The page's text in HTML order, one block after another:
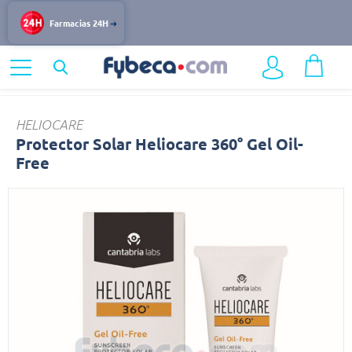
Farmacias 24H
Dermocosmética Protector
HELIOCARE
Protector Solar Heliocare 360° Gel Oil-
Free